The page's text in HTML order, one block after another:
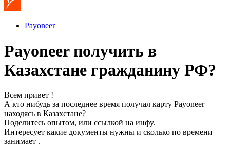
Payoneer
Payoneer получить в
Казахстане гражданину РФ?
Всем привет !
А кто нибудь за последнее время получал карту Payoneer
находясь в Казахстане?
Поделитесь опытом, или ссылкой на инфу.
Интересует какие документы нужны и сколько по времени
занимает .